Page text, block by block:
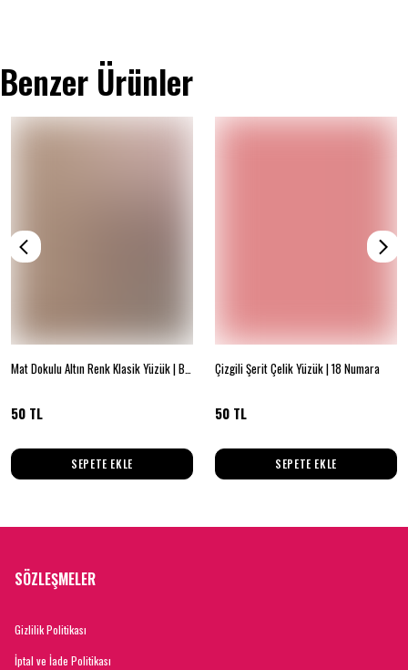
Benzer Ürünler
Mat Dokulu Altın Renk Klasik Yüzük | Beden 16
50 TL
SEPETE EKLE
Çizgili Şerit Çelik Yüzük | 18 Numara
50 TL
SEPETE EKLE
SÖZLEŞMELER
Gizlilik Politikası
İptal ve İade Politikası